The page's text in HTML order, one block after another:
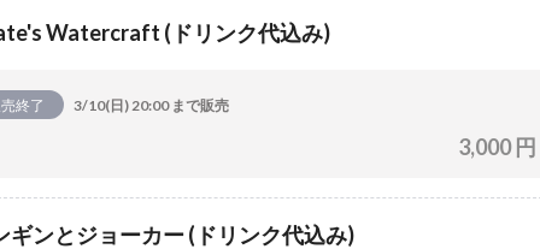
Watercraft (ドリンク代込み)
終了 3/10(日) 20:00 まで販売
3,000 円
ギンとジョーカー (ドリンク代込み)